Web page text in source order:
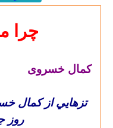
چرا
کمال خسروی
تزهايي از كمال
روز